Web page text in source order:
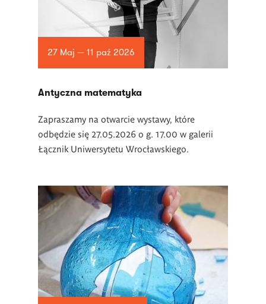
27 Maj — 11 paź 2026
Antyczna matematyka
Zapraszamy na otwarcie wystawy, które
odbędzie się 27.05.2026 o g. 17.00 w galerii
Łącznik Uniwersytetu Wrocławskiego.